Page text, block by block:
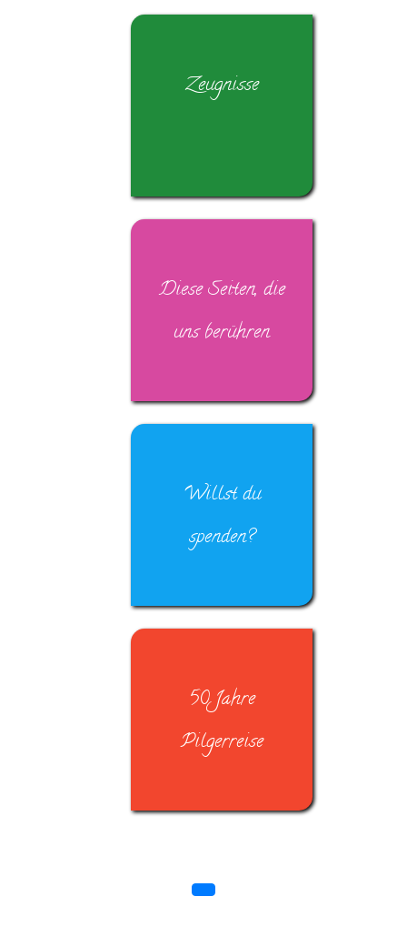
Zeugnisse
Diese Seiten, die
uns berühren
Willst du
spenden?
50 Jahre
Pilgerreise